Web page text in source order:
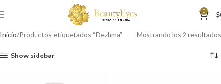
0 $
Inicio Productos etiquetados “Dezhma” Mostrando los 2 resultados
Show sidebar